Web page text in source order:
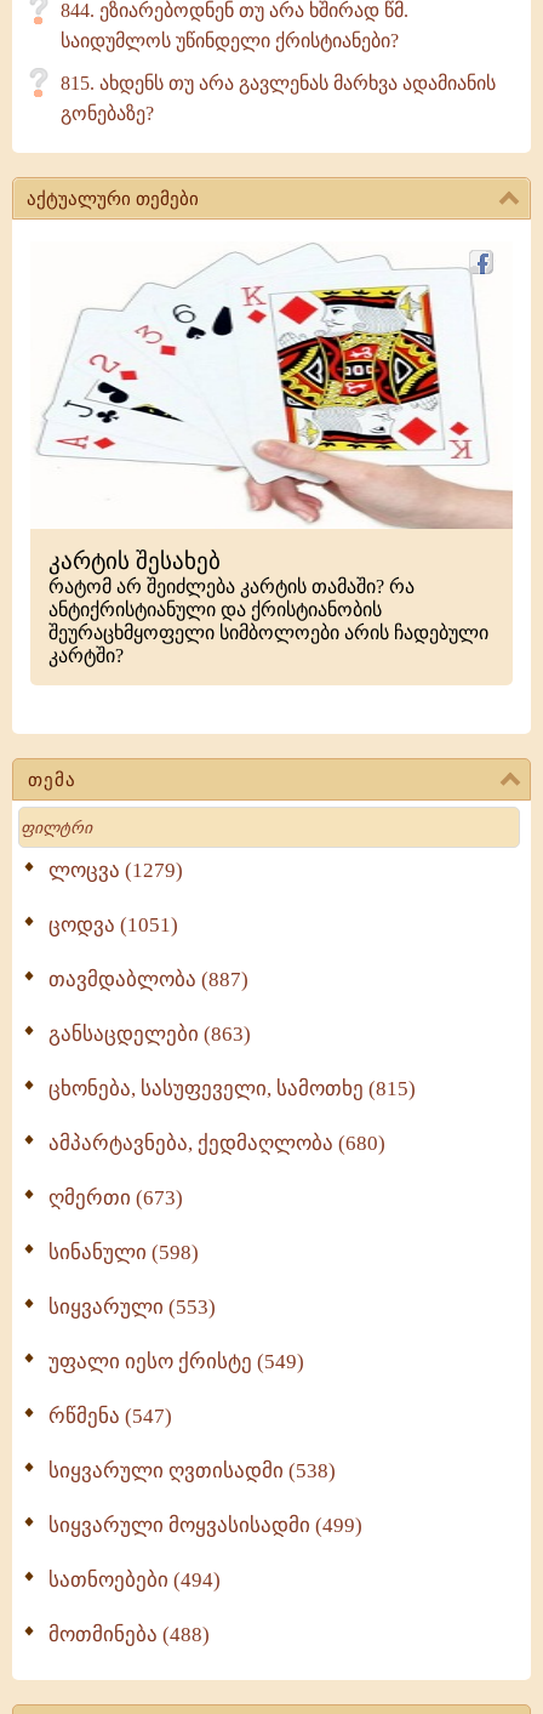
თემა
Search
ლოცვა (1279)
ცოდვა (1051)
თავმდაბლობა (887)
განსაცდელები (863)
ცხონება, სასუფეველი, სამოთხე (815)
ამპარტავნება, ქედმაღლობა (680)
ღმერთი (673)
სინანული (598)
სიყვარული (553)
უფალი იესო ქრისტე (549)
რწმენა (547)
სიყვარული ღვთისადმი (538)
სიყვარული მოყვასისადმი (499)
სათნოებები (494)
მოთმინება (488)
844. ეზიარებოდნენ თუ არა ხშირად წმ.
საიდუმლოს უწინდელი ქრისტიანები?
815. ახდენს თუ არა გავლენას მარხვა ადამიანის
გონებაზე?
აქტუალური თემები
კარტის შესახებ
რატომ არ შეიძლება კარტის თამაში? რა
ანტიქრისტიანული და ქრისტიანობის
შეურაცხმყოფელი სიმბოლოები არის ჩადებული
კარტში?